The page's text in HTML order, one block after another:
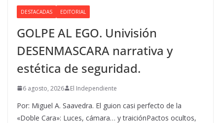
DESTACADAS EDITORIAL
GOLPE AL EGO. Univisión
DESENMASCARA narrativa y
estética de seguridad.
6 agosto, 2026 El Independiente
Por: Miguel A. Saavedra. El guion casi perfecto de la
«Doble Cara»: Luces, cámara… y traiciónPactos ocultos,